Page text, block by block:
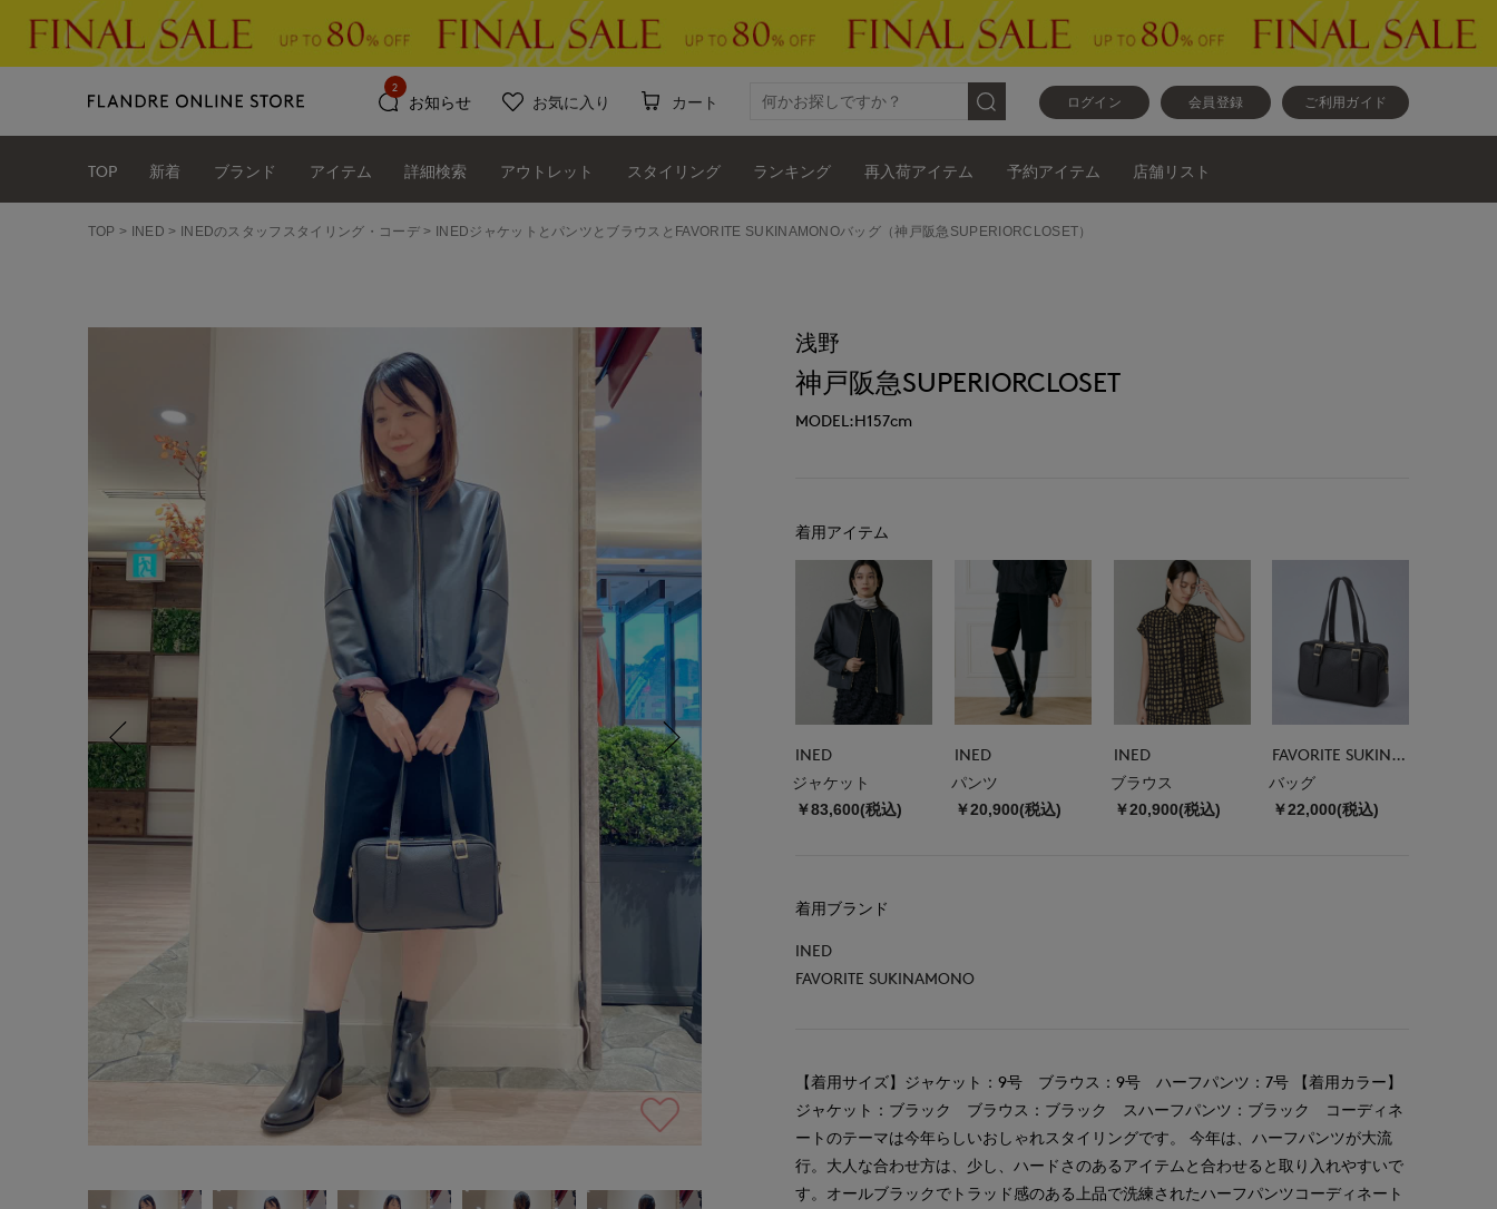
ログイン 会員登録 ご利用ガイド
お知らせ
2
お気に入り カート
TOP 新着 ブランド アイテム 詳細検索 アウトレット スタイリング ランキング 再入荷アイテム 予約アイテム 店舗リスト
TOP INED INEDのスタッフスタイリング・コーデ INEDジャケットとパンツとブラウスとFAVORITE SUKINAMONOバッグ（神戸阪急SUPERIORCLOSET）
浅野
神戸阪急SUPERIORCLOSET
MODEL:H157cm
着用アイテム
INED
ジャケット
￥83,600(税込)
INED
パンツ
￥20,900(税込)
INED
ブラウス
￥20,900(税込)
FAVORITE SUKINAMONO
バッグ
￥22,000(税込)
着用ブランド
INED
FAVORITE SUKINAMONO
【着用サイズ】ジャケット：9号 ブラウス：9号 ハーフパンツ：7号 【着用カラー】
ジャケット：ブラック ブラウス：ブラック スハーフパンツ：ブラック コーディネ
ートのテーマは今年らしいおしゃれスタイリングです。 今年は、ハーフパンツが大流
行。大人な合わせ方は、少し、ハードさのあるアイテムと合わせると取り入れやすいで
す。オールブラックでトラッド感のある上品で洗練されたハーフパンツコーディネート